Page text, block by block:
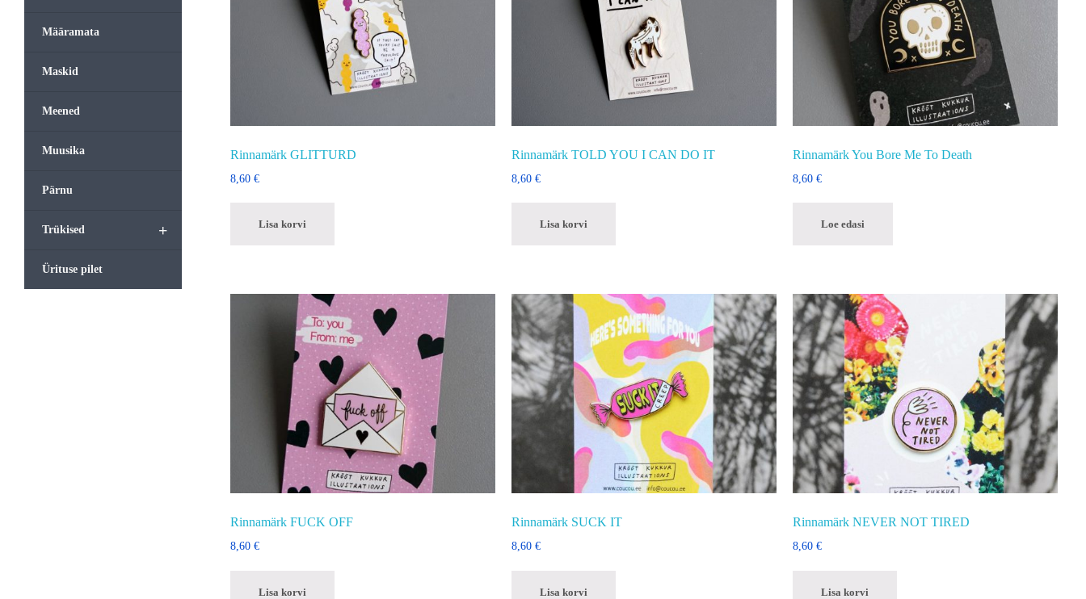
Määramata
Maskid
Meened
Muusika
Pärnu
+
Trükised
Ürituse pilet
Rinnamärk GLITTURD
8,60 €
Lisa korvi
Rinnamärk TOLD YOU I CAN DO IT
8,60 €
Lisa korvi
Rinnamärk You Bore Me To Death
8,60€
Loe edasi
Rinnamärk FUCK OFF
8,60 €
Lisa korvi
Rinnamärk SUCK IT
8,60 €
Lisa korvi
Rinnamärk NEVER NOT TIRED
8,60€
Lisa korvi